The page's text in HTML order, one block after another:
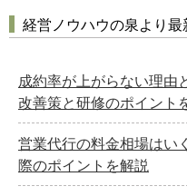
経営ノウハウの泉より最
成約率が上がらない理
改善策と研修のポイント
営業代行の料金相場はい
際のポイントを解説